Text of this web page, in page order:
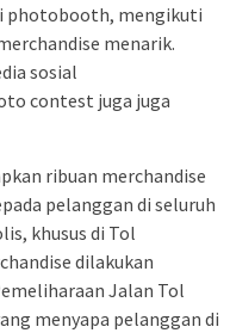
photobooth, mengikuti
menarik.
sosial
contest juga juga
ribuan merchandise
pelanggan di seluruh
khusus di Tol
dilakukan
Jalan Tol
menyapa pelanggan di